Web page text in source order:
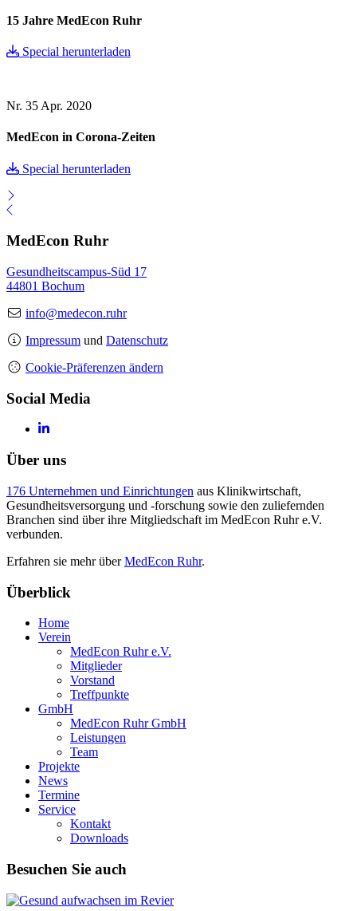
15 Jahre MedEcon Ruhr
Special herunterladen
Nr. 35 Apr. 2020
MedEcon in Corona-Zeiten
Special herunterladen
MedEcon Ruhr
Gesundheitscampus-Süd 17
44801 Bochum
info@medecon.ruhr
Impressum und Datenschutz
Cookie-Präferenzen ändern
Social Media
Über uns
176 Unternehmen und Einrichtungen aus Klinikwirtschaft,
Gesundheitsversorgung und -forschung sowie den zuliefernden
Branchen sind über ihre Mitgliedschaft im MedEcon Ruhr e.V.
verbunden.
Erfahren sie mehr überMedEcon Ruhr.
Überblick
Home
Verein
MedEcon Ruhr e.V.
Mitglieder
Vorstand
Treffpunkte
GmbH
MedEcon Ruhr GmbH
Leistungen
Team
Projekte
News
Termine
Service
Kontakt
Downloads
Besuchen Sie auch